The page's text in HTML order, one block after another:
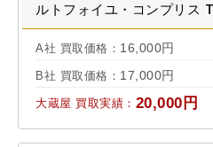
ルトフォイユ・コンプリス
2025.05
A社 買取価格： 16,000円
B社 買取価格： 17,000円
大蔵屋 買取実績： 20,000円